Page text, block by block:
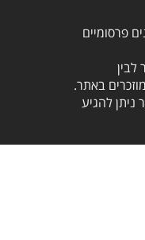
פרסומיים
באתר.
ניתן להגיע